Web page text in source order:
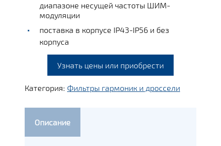
диапазоне несущей частоты ШИМ-
модуляции
поставка в корпусе IP43-IP56 и без
корпуса
Узнать цены или приобрести
Категория: Фильтры гармоник и дроссели
Описание